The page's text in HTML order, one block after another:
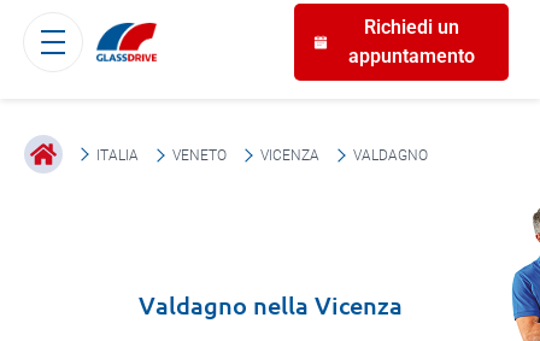
Richiedi un
appuntamento
ITALIA VENETO VICENZA VALDAGNO
Valdagno nella Vicenza